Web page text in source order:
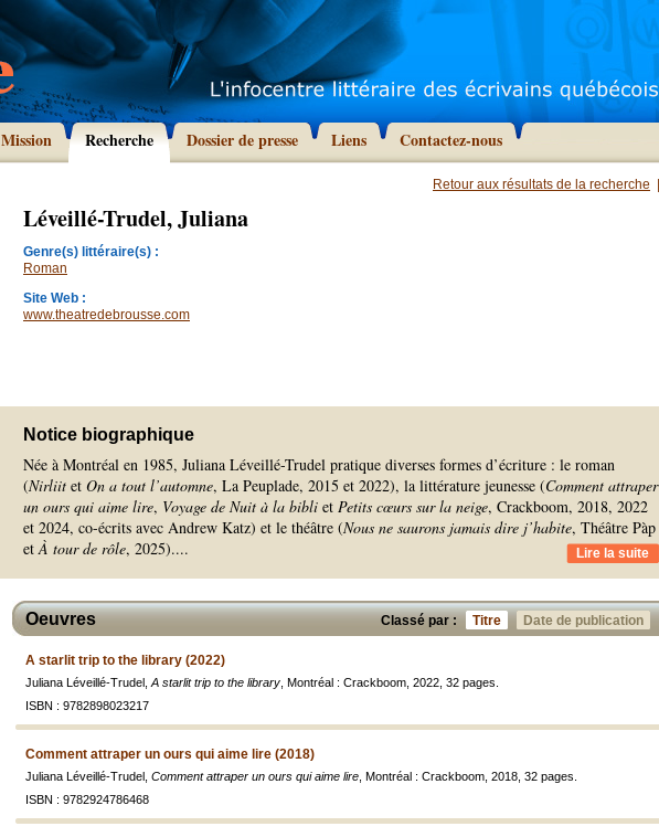
Mission Recherche Dossier de presse Liens Contactez-nous
Retour aux résultats de la recherche
Léveillé-Trudel, Juliana
Genre(s) littéraire(s) :
Roman
Site Web :
www.theatredebrousse.com
Notice biographique
Née à Montréal en 1985, Juliana Léveillé-Trudel pratique diverses formes d’écriture : le roman
(Nirliit et On a tout l’automne, La Peuplade, 2015 et 2022), la littérature jeunesse (Comment attraper
un ours qui aime lire, Voyage de Nuit à la bibli et Petits cœurs sur la neige, Crackboom, 2018, 2022
et 2024, co-écrits avec Andrew Katz) et le théâtre (Nous ne saurons jamais dire j’habite, Théâtre Pàp
etÀ tour de rôle, 2025).... Lire la suite
Classé par : Titre Date de publication
Oeuvres
A starlit trip to the library (2022)
Juliana Léveillé-Trudel, A starlit trip to the library , Montréal : Crackboom, 2022, 32 pages.
ISBN : 9782898023217
Comment attraper un ours qui aime lire (2018)
Juliana Léveillé-Trudel, Comment attraper un ours qui aime lire , Montréal : Crackboom, 2018, 32 pages.
ISBN : 9782924786468